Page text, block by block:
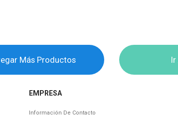
Más Productos
EMPRESA
Información De Contacto